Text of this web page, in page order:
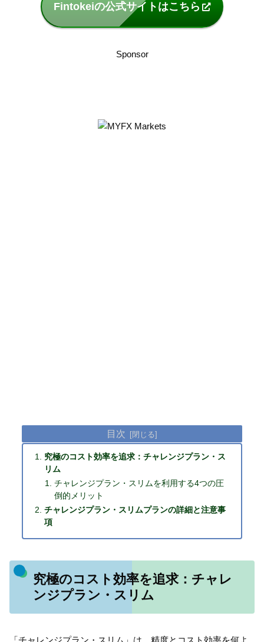
Fintokeiの公式サイトはこちら
Sponsor
目次
究極のコスト効率を追求：チャレンジプラン・ス
リム
チャレンジプラン・スリムを利用する4つの圧
倒的メリット
チャレンジプラン・スリムプランの詳細と注意事
項
究極のコスト効率を追求：チャレ
ンジプラン・スリム